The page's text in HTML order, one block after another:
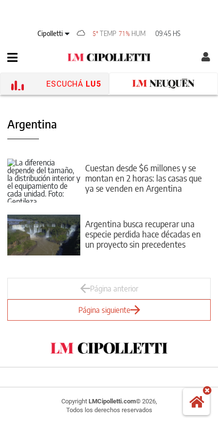
Cipolletti 5° TEMP 71% HUM 09:45 HS
ESCUCHÁ LU5
Argentina
Cuestan desde $6 millones y se
montan en 2 horas: las casas que
ya se venden en Argentina
Argentina busca recuperar una
especie perdida hace décadas en
un proyecto sin precedentes
Página anterior
Página siguiente
Copyright LMCipolletti.com© 2026,
Todos los derechos reservados